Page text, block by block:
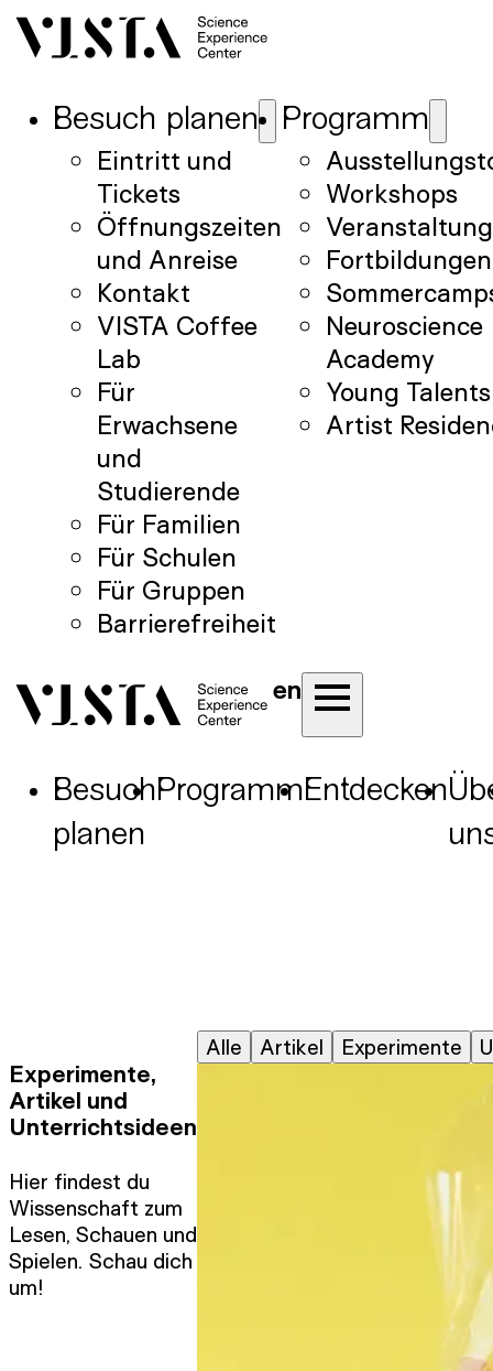
Besuch planen
Eintritt und
Tickets
Öffnungszeiten
und Anreise
Kontakt
VISTA Coffee
Lab
Für
Erwachsene
und
Studierende
Für Familien
Für Schulen
Für Gruppen
Barrierefreiheit
Programm
Workshops
Fortbildungen
Neuroscience
Academy
Young
Artist
en
Besuch
planen
ProgrammEntdecken
Experimente,
Artikel und
Unterrichtsideen
Hier findest du
Wissenschaft zum
Lesen, Schauen und
Spielen. Schau dich
um!
Alle Artikel Experimente